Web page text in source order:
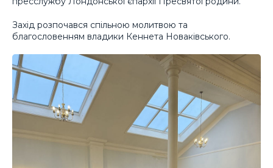
Захід розпочався спільною молитвою та
благословенням владики Кеннета Новаківського.